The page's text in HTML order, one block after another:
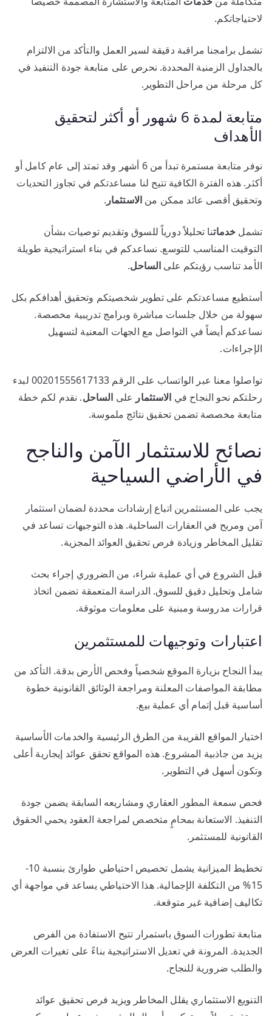
لاحتياجاتكم.
تشمل برامجنا مراقبة دقيقة لسير العمل والتأكد من الالتزام
بالجداول الزمنية المحددة. نحرص على متابعة جودة التنفيذ في
كل مرحلة من مراحل التطوير.
متابعة لمدة 6 شهور أو أكثر لتحقيق
الأهداف
نوفر متابعة مستمرة تبدأ من 6 أشهر وقد تمتد إلى عام كامل أو
أكثر. هذه الفترة الكافية تتيح لنا مساعدتكم في تجاوز التحديات
وتحقيق أقصى عائد ممكن من الاستثمار .
تشمل خدماتنا تحليلاً دورياً للسوق وتقديم توصيات بشأن
التوقيت المناسب للتوسع. نساعدكم في بناء استراتيجية طويلة
الأمد تناسب رؤيتكم على الساحل.
أستطيع مساعدتكم على تطوير شخصيتكم وتحقيق أهدافكم بكل
سهولة من خلال جلسات مباشرة وبرامج تدريبية مخصصة.
نساعدكم أيضاً في التواصل مع الجهات المعنية لتسهيل
الإجراءات.
تواصلوا معنا عبر الواتساب على الرقم 00201555617133 لبدء
رحلتكم نحو النجاح في الاستثمار على الساحل. نقدم لكم خطة
متابعة مخصصة تضمن تحقيق نتائج ملموسة.
نصائح للاستثمار الآمن والناجح
في الأراضي السياحية
يجب على المستثمرين اتباع إرشادات محددة لضمان استثمار
آمن ومربح في العقارات الساحلية. هذه التوجيهات تساعد في
تقليل المخاطر وزيادة فرص تحقيق العوائد المجزية.
قبل الشروع في أي عملية شراء، من الضروري إجراء بحث
شامل وتحليل دقيق للسوق. الدراسة المتعمقة تضمن اتخاذ
قرارات مدروسة ومبنية على معلومات موثوقة.
اعتبارات وتوجيهات للمستثمرين
يبدأ النجاح بزيارة الموقع شخصياً وفحص الأرض بدقة. التأكد من
مطابقة المواصفات المعلنة ومراجعة الوثائق القانونية خطوة
أساسية قبل إتمام أي عملية بيع.
اختيار المواقع القريبة من الطرق الرئيسية والخدمات الأساسية
يزيد من جاذبية المشروع. هذه المواقع تحقق عوائد إيجارية أعلى
وتكون أسهل في التطوير.
فحص سمعة المطور العقاري ومشاريعه السابقة يضمن جودة
التنفيذ. الاستعانة بمحامٍ متخصص لمراجعة العقود يحمي الحقوق
القانونية للمستثمر.
تخطيط الميزانية يشمل تخصيص احتياطي طوارئ بنسبة 10-
15% من التكلفة الإجمالية. هذا الاحتياطي يساعد في مواجهة أي
تكاليف إضافية غير متوقعة.
متابعة تطورات السوق باستمرار تتيح الاستفادة من الفرص
الجديدة. المرونة في تعديل الاستراتيجية بناءً على تغيرات العرض
والطلب ضرورية للنجاح.
التنويع الاستثماري يقلل المخاطر ويزيد فرص تحقيق عوائد